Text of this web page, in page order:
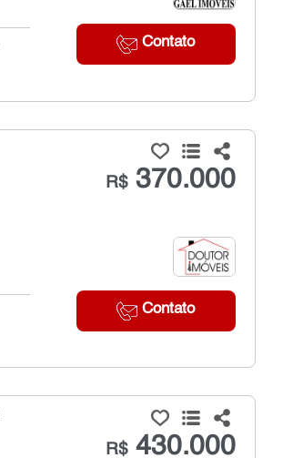
Contato
R$370.000
Contato
R$430.000